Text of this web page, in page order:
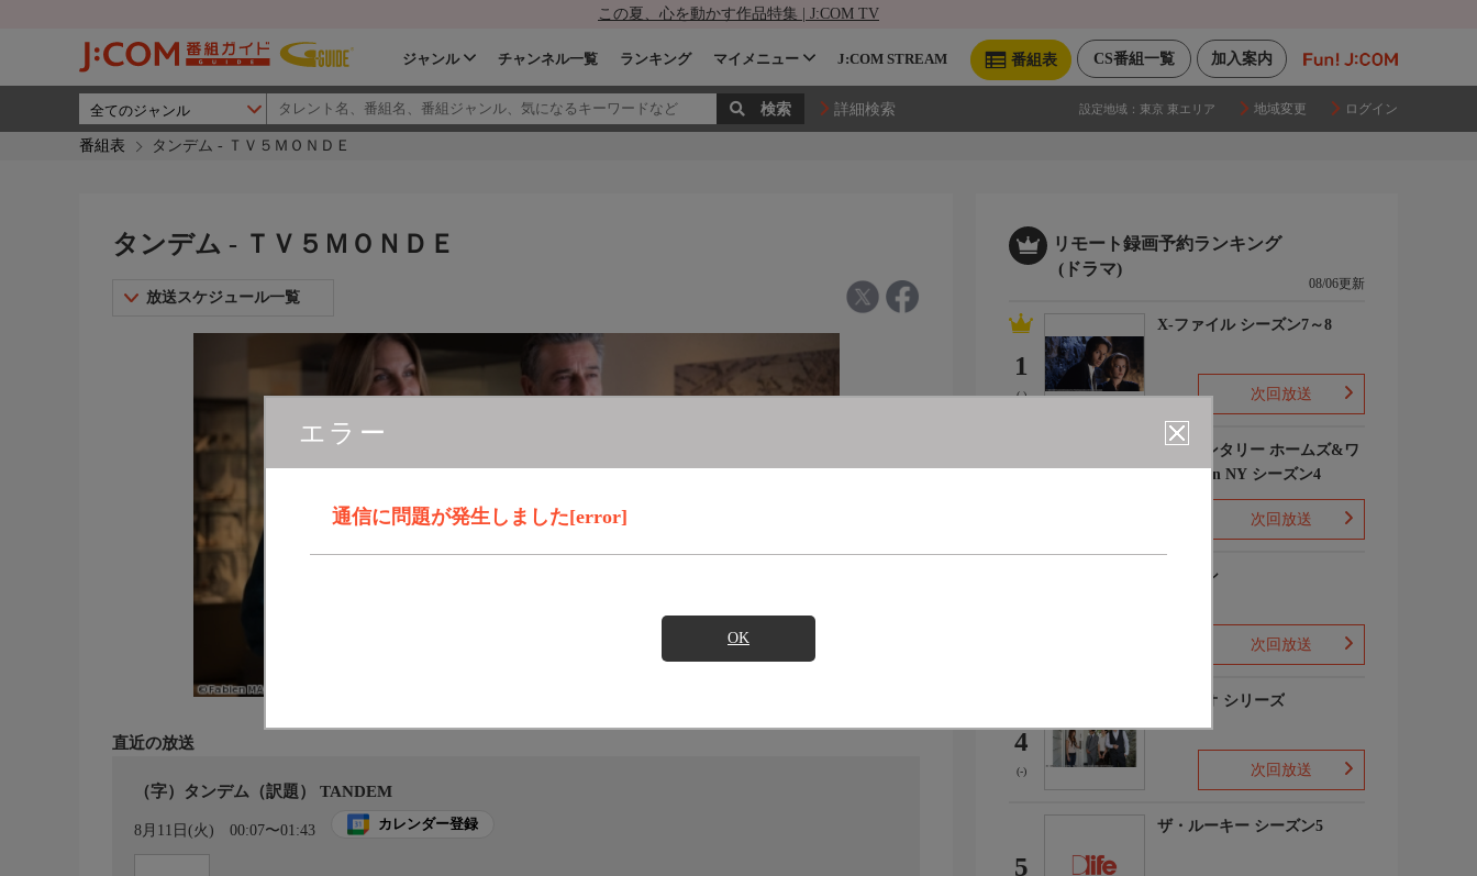
この夏、心を動かす作品特集 | J:COM TV
加入案内
CS番組一覧
番組表
ジャンル チャンネル一覧 ランキング マイメニュー J:COM STREAM
詳細検索 設定地域： 東京 東エリア 地域変更 ログイン
番組表 タンデム - ＴＶ５ＭＯＮＤＥ
エラー
通信に問題が発生しました[error]
OK
タンデム - ＴＶ５ＭＯＮＤＥ
放送スケジュール一覧
直近の放送
（字）タンデム（訳題） TANDEM
8月11日(火) 00:07〜01:43 カレンダー登録
リモート録画予約ランキング
(ドラマ)
08/06更新
1
(-)
X-ファイル シーズン7～8
次回放送
エレメンタリー ホームズ&ワ
トソン in NY シーズン4
次回放送
下山メシ
次回放送
4
(-)
ガリレオ シリーズ
次回放送
5
ザ・ルーキー シーズン5